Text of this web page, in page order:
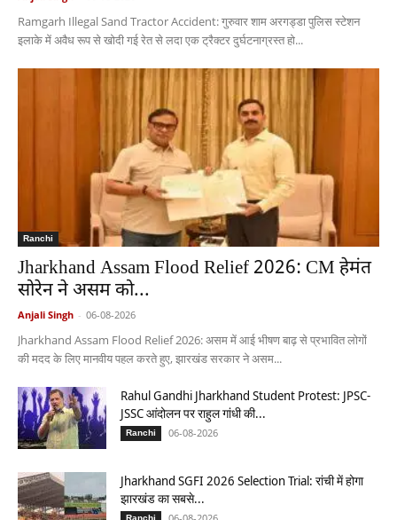
Ramgarh Illegal Sand Tractor Accident: गुरुवार शाम अरगड्डा पुलिस स्टेशन
इलाके में अवैध रूप से खोदी गई रेत से लदा एक ट्रैक्टर दुर्घटनाग्रस्त हो...
Ranchi
Jharkhand Assam Flood Relief 2026: CM हेमंत
सोरेन ने असम को...
Anjali Singh - 06-08-2026
Jharkhand Assam Flood Relief 2026: असम में आई भीषण बाढ़ से प्रभावित लोगों
की मदद के लिए मानवीय पहल करते हुए, झारखंड सरकार ने असम...
Rahul Gandhi Jharkhand Student Protest: JPSC-
JSSC आंदोलन पर राहुल गांधी की...
Ranchi 06-08-2026
Jharkhand SGFI 2026 Selection Trial: रांची में होगा
झारखंड का सबसे...